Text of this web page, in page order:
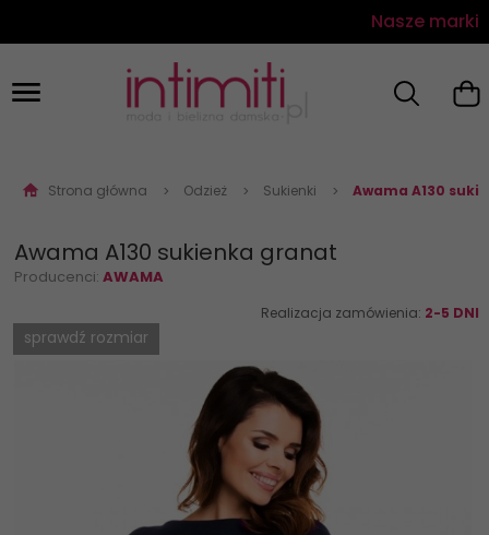
Nasze marki
Strona główna Odzież Sukienki Awama A130
Awama A130 sukienka granat
Producenci: AWAMA
Realizacja zamówienia: 2-5 DNI
sprawdź rozmiar